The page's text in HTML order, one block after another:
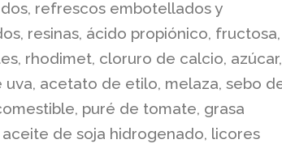
refrescos embotellados y
resinas, ácido propiónico, fructosa,
rhodimet, cloruro de calcio, azúcar,
uva, acetato de etilo, melaza, sebo
puré de tomate, grasa
aceite de soja hidrogenado, licores